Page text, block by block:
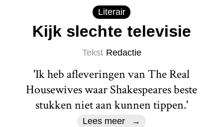
Literair
Kijk slechte televisie
Tekst Redactie
'Ik heb afleveringen van The Real
Housewives waar Shakespeares beste
stukken niet aan kunnen tippen.'
Lees meer